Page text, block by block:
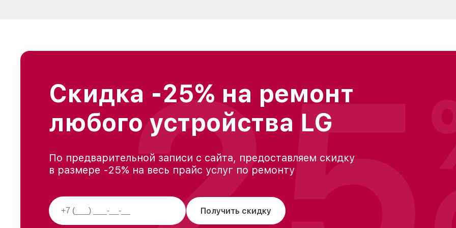
Скидка -25% на ремонт
любого устройства LG
По предварительной записи с сайта, предоставляем скидку
в размере -25% на весь прайс услуг по ремонту
Получить скидку